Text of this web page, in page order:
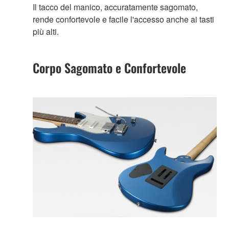
Il tacco del manico, accuratamente sagomato,
rende confortevole e facile l'accesso anche ai tasti
più alti.
Corpo Sagomato e Confortevole